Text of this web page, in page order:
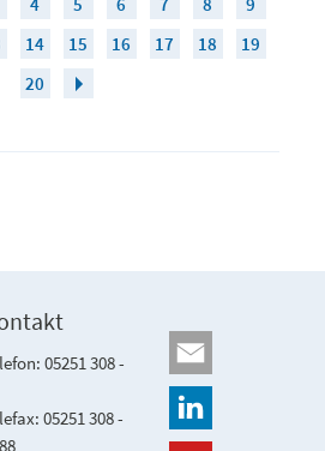
4 5 6 7 8
9
14 15 16 17 18
19
20
05251 308 -
05251 308 -